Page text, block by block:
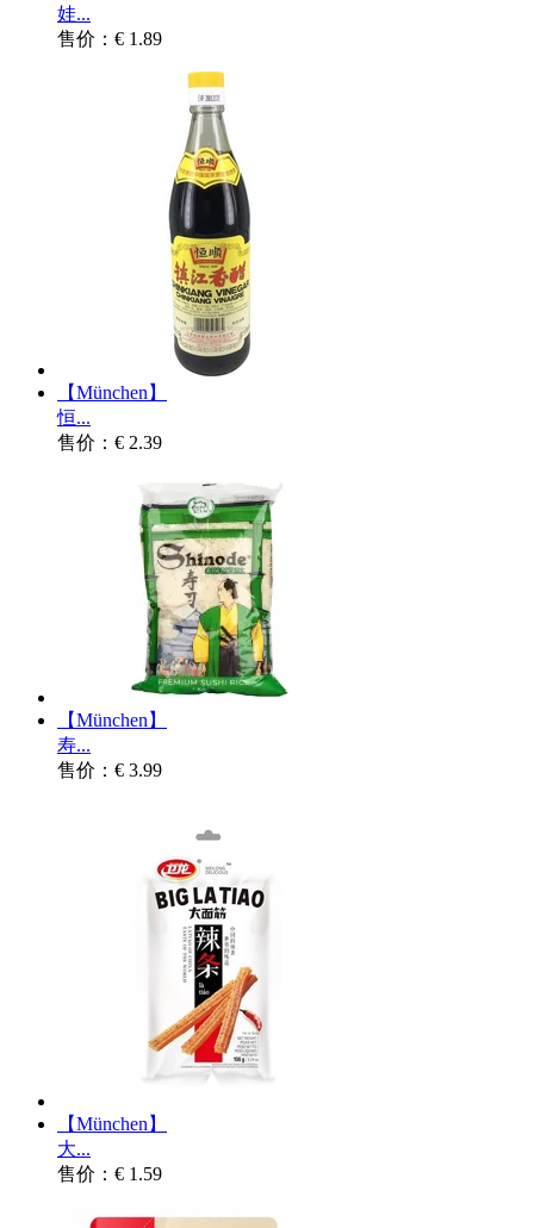
娃...
售价：€ 1.89
【München】
恒...
售价：€ 2.39
【München】
寿...
售价：€ 3.99
【München】
大...
售价：€ 1.59